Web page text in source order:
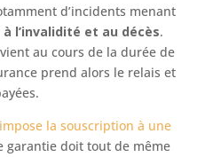
d’incidents menant
l’invalidité et au décès.
au cours de la durée de
prend alors le relais et
la souscription à une
garantie doit tout de même